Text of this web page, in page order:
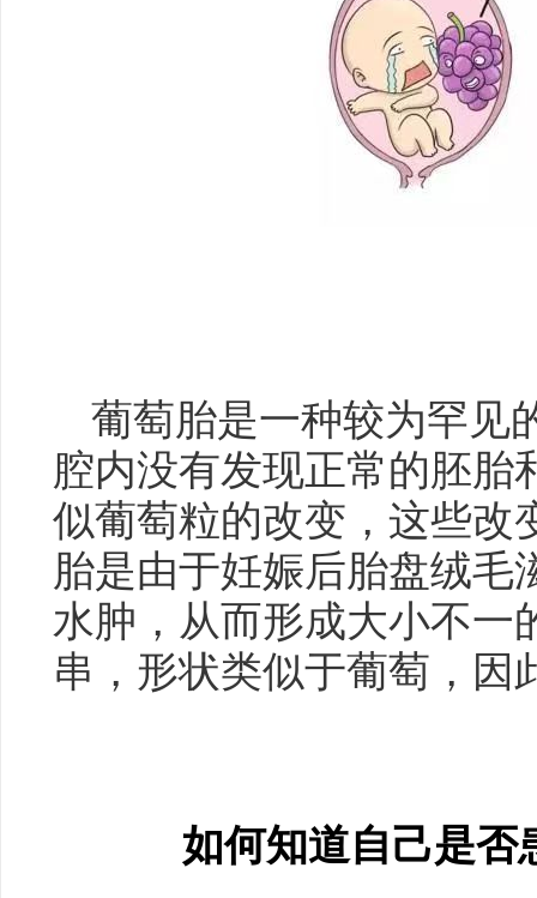
葡萄胎是一种较为罕见
腔内没有发现正常的胚胎
似葡萄粒的改变，这些改
胎是由于妊娠后胎盘绒毛
水肿，从而形成大小不一
串，形状类似于葡萄，因
如何知道自己是否